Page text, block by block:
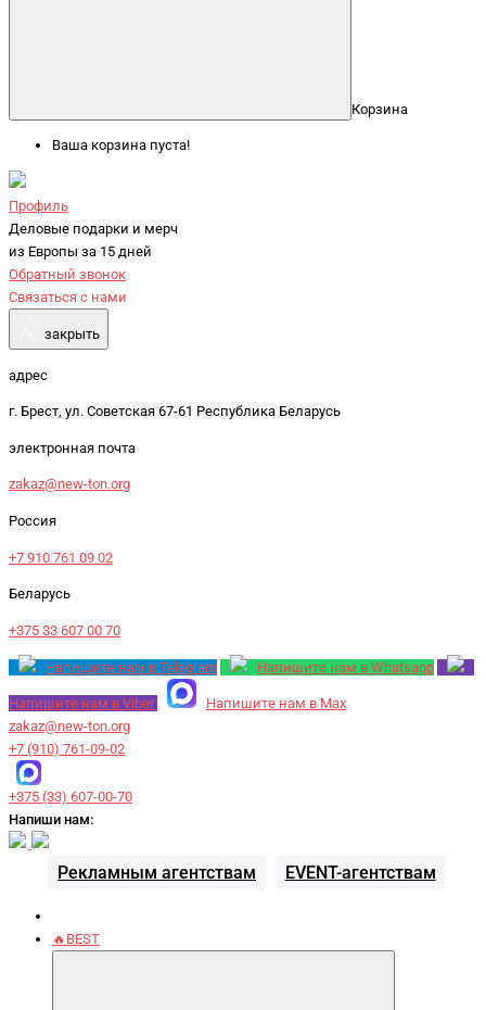
Корзина
Ваша корзина пуста!
Профиль
Деловые подарки и мерч
из Европы за 15 дней
Обратный звонок
Связаться с нами
закрыть
адрес
г. Брест, ул. Советская 67-61 Республика Беларусь
электронная почта
zakaz@new-ton.org
Россия
+7 910 761 09 02
Беларусь
+375 33 607 00 70
Напишите нам в Telegram Напишите нам в Whatsapp
Напишите нам в Viber
Напишите нам в Max
zakaz@new-ton.org
+7 (910) 761-09-02
+375 (33) 607-00-70
Напиши нам:
Рекламным агентствам EVENT-агентствам
🔥BEST